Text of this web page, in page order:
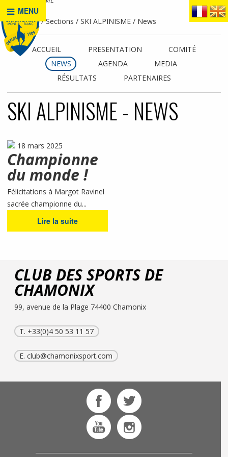
MENU
Accueil Sections SKI ALPINISME News
ACCUEIL PRESENTATION
COMITÉ
NEWS
AGENDA
MEDIA
RÉSULTATS
PARTENAIRES
SKI ALPINISME - NEWS
18 mars 2025
Championne
du monde !
Félicitations à Margot Ravinel
sacrée championne du...
Lire la suite
CLUB DES SPORTS DE
CHAMONIX
99, avenue de la Plage 74400 Chamonix
T. +33(0)4 50 53 11 57
E.club@chamonixsport.com